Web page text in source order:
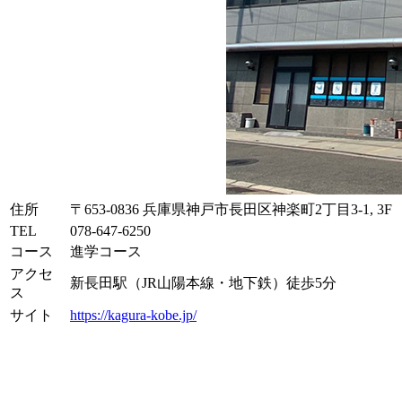
住所
〒653-0836 兵庫県神戸市長田区神楽町2丁目3-1, 3F
TEL
078-647-6250
コース
進学コース
アクセ
ス
新長田駅（JR山陽本線・地下鉄）徒歩5分
サイト https://kagura-kobe.jp/